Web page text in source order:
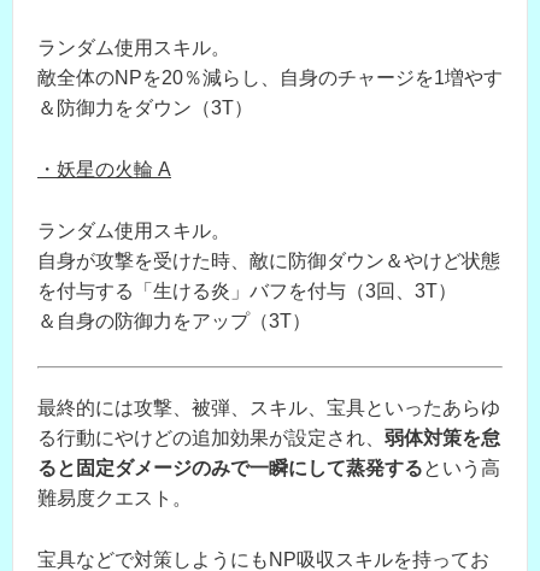
ランダム使用スキル。
敵全体のNPを20％減らし、自身のチャージを1増やす
＆防御力をダウン（3T）
・妖星の火輪 A
ランダム使用スキル。
自身が攻撃を受けた時、敵に防御ダウン＆やけど状態
を付与する「生ける炎」バフを付与（3回、3T）
＆自身の防御力をアップ（3T）
最終的には攻撃、被弾、スキル、宝具といったあらゆ
る行動にやけどの追加効果が設定され、 弱体対策を怠
ると固定ダメージのみで一瞬にして蒸発するという高
難易度クエスト。
宝具などで対策しようにもNP吸収スキルを持ってお